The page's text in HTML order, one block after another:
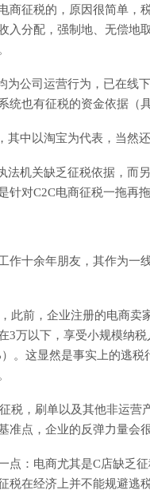
商征税的，原因很简单，
入分配，强制地、无偿地
为公司运营行为，已在线
也有征税的资金依据（
中以淘宝为代表，当然
法机关缺乏征税依据，而
对C2C电商征税一拖再拖
作十余年朋友，其作为一
前，企业注册的电商卖
3万以下，享受小规模纳
。这显然是事实上的逃
，刷单以及其他非运营
点，企业的反弹力量会
点：电商尤其是C店缺乏
在经济上并不能规避逃税